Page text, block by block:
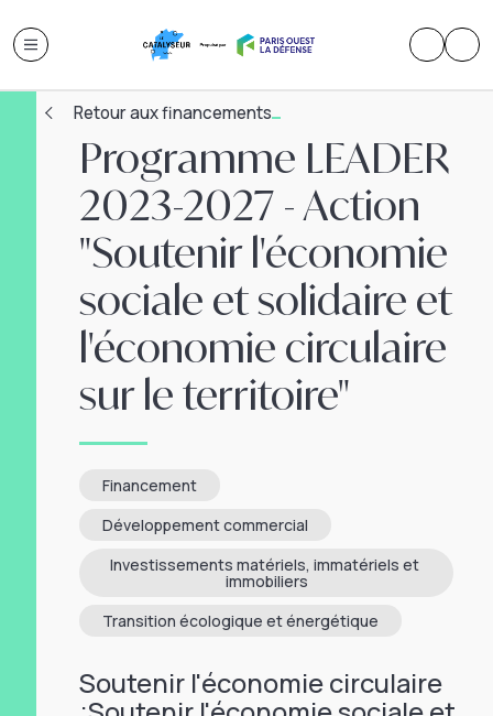
Retour aux financements
Programme LEADER
2023-2027 - Action
"Soutenir l'économie
sociale et solidaire et
l'économie circulaire
sur le territoire"
Financement
Développement commercial
Investissements matériels, immatériels et
immobiliers
Transition écologique et énergétique
Soutenir l'économie circulaire